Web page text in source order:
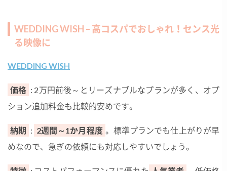
WEDDING WISH – 高コスパでおしゃれ！センス光
る映像に
WEDDING WISH
価格 : 2万円前後～とリーズナブルなプランが多く、オプ
ション追加料金も比較的安めです。
納期 : 2週間～1か月程度 。標準プランでも仕上がりが早
めなので、急ぎの依頼にも対応しやすいでしょう。